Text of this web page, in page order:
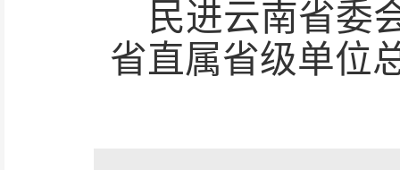
民进云南省委
省直属省级单位